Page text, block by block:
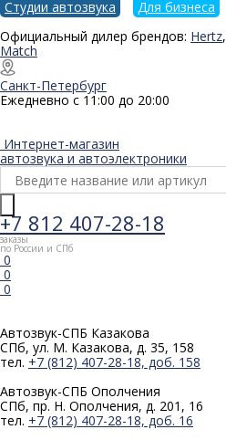
Студии автозвука Для бизнеса
Официальный дилер брендов: Hertz,
Match
Санкт-Петербург
Ежедневно с 11:00 до 20:00
Интернет-магазин
автозвука и автоэлектроники
+7 812 407-28-18
заказы
по России и СПб
0
0
0
Автозвук-СПБ Казакова
СПб, ул. М. Казакова, д. 35, 158
тел. +7 (812) 407-28-18, доб. 158
Автозвук-СПБ Ополчения
СПб, пр. Н. Ополчения, д. 201, 16
тел. +7 (812) 407-28-18, доб. 16